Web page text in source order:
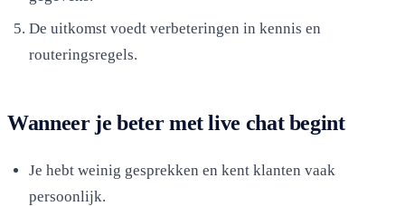
De uitkomst voedt verbeteringen in kennis en
routeringsregels.
Wanneer je beter met live chat begint
Je hebt weinig gesprekken en kent klanten vaak
persoonlijk.